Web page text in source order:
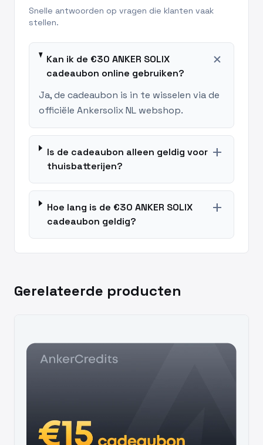
Snelle antwoorden op vragen die klanten vaak
stellen.
Kan ik de €30 ANKER SOLIX
cadeaubon online gebruiken?
add
Ja, de cadeaubon is in te wisselen via de
officiële Ankersolix NL webshop.
Is de cadeaubon alleen geldig voor
thuisbatterijen?
add
Hoe lang is de €30 ANKER SOLIX
cadeaubon geldig?
add
Gerelateerde producten